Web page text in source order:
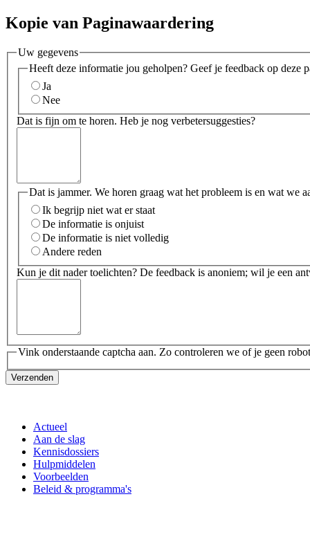
Kopie van Paginawaardering
Uw gegevens
Heeft deze informatie jou geholpen? Geef je feedback op deze
Ja
Nee
Dat is fijn om te horen. Heb je nog verbetersuggesties?
Dat is jammer. We horen graag wat het probleem is en wat we
Ik begrijp niet wat er staat
De informatie is onjuist
De informatie is niet volledig
Andere reden
Kun je dit nader toelichten? De feedback is anoniem; wil je een
Vink onderstaande captcha aan. Zo controleren we of je geen
Verzenden
Actueel
Aan de slag
Kennisdossiers
Hulpmiddelen
Voorbeelden
Beleid & programma's